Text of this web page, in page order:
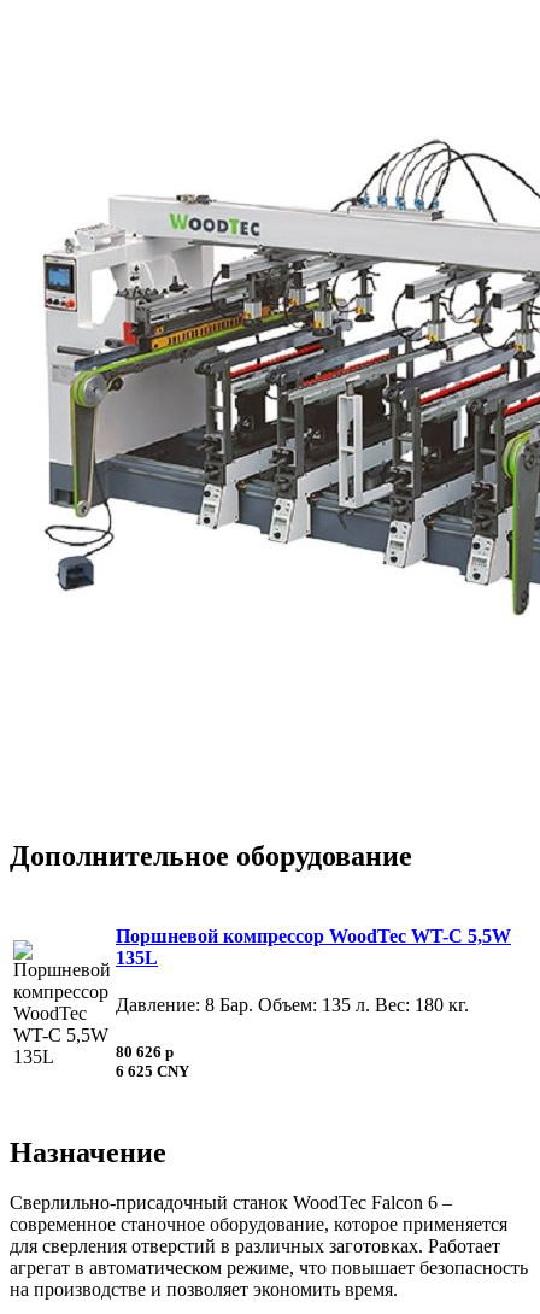
Дополнительное оборудование
Поршневой компрессор WoodTec WT-C 5,5W
135L
Давление: 8 Бар. Объем: 135 л. Вес: 180 кг.
80 626 p
6 625 CNY
Назначение
Сверлильно-присадочный станок WoodTec Falcon 6 –
современное станочное оборудование, которое применяется
для сверления отверстий в различных заготовках. Работает
агрегат в автоматическом режиме, что повышает безопасность
на производстве и позволяет экономить время.